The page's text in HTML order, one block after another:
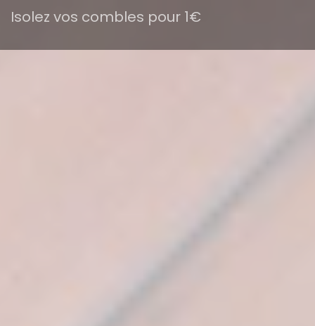
Isolez vos combles pour 1€